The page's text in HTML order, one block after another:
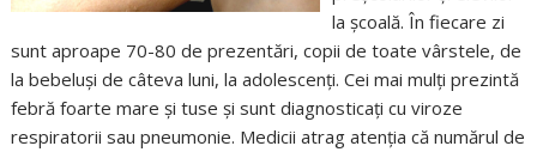
la școală. În fiecare zi
sunt aproape 70-80 de prezentări, copii de toate vârstele, de
la bebeluși de câteva luni, la adolescenți. Cei mai mulți prezintă
febră foarte mare și tuse și sunt diagnosticați cu viroze
respiratorii sau pneumonie. Medicii atrag atenția că numărul de